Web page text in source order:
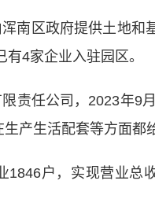
区政府提供土地和
4家企业入驻园区。
任公司，2023年9
产生活配套等方面都
户，实现营业总